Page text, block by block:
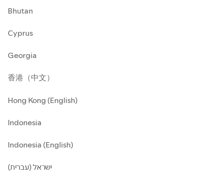
Bhutan
Cyprus
Georgia
香港（中文）
Hong Kong (English)
Indonesia
Indonesia (English)
ישראל (עברית)